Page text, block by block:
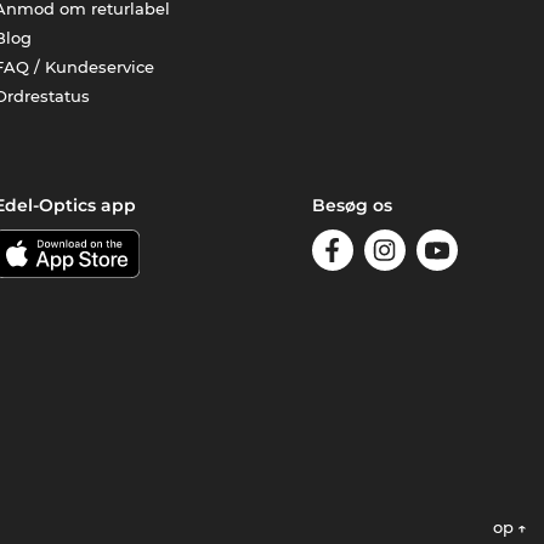
om returlabel
/ Kundeservice
Optics app Besøg os
op